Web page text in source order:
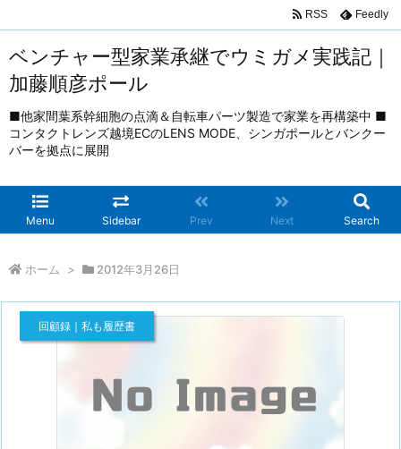
ベンチャー型家業承継でウミガメ実践記｜
加藤順彦ポール
■他家間葉系幹細胞の点滴＆自転車パーツ製造で家業を再構築中 ■
コンタクトレンズ越境ECのLENS MODE、シンガポールとバンクー
バーを拠点に展開
Menu Sidebar Prev Next Search
RSS Feedly
ホーム > 2012年3月26日
回顧録｜私も履歴書